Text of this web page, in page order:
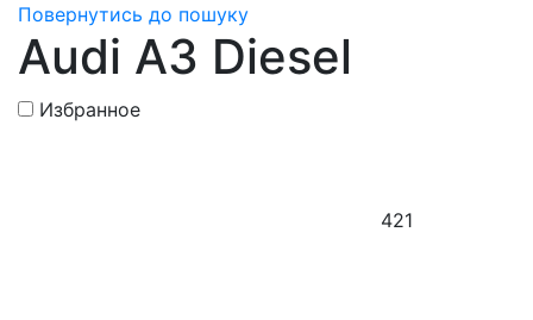
Повернутись до пошуку
Audi A3 Diesel
Избранное
421